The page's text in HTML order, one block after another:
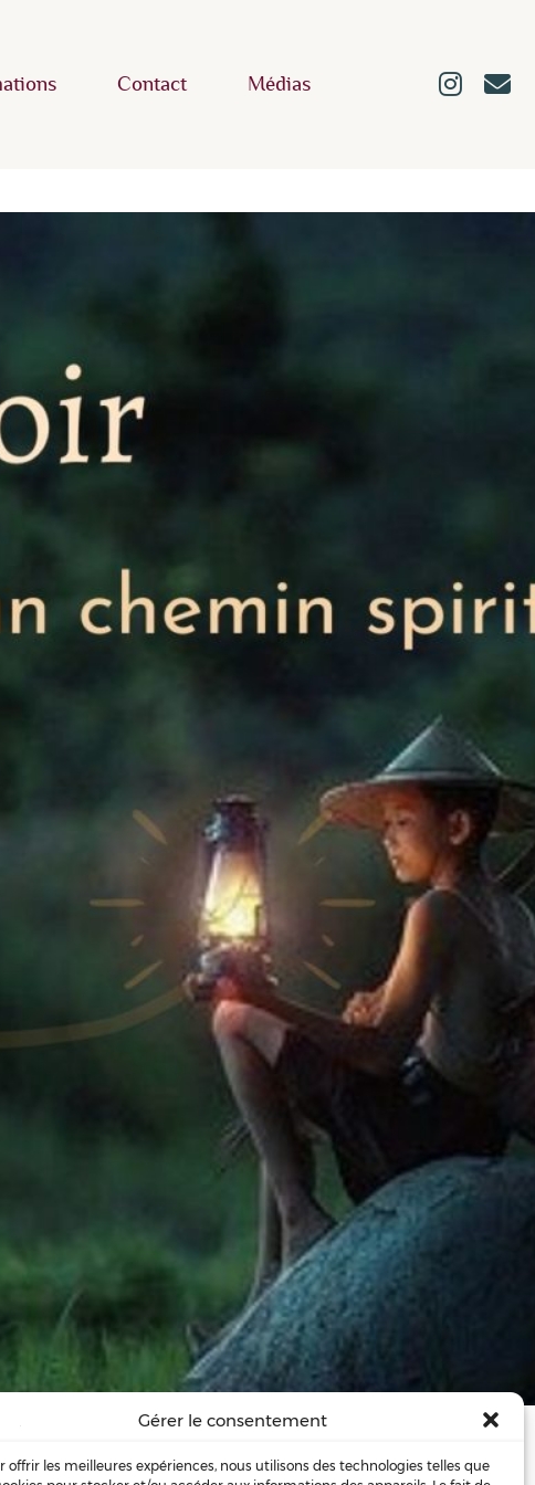
Gérer le consentement
offrir les meilleures expériences, nous utilisons des technologies telles que
Contact Médias
que l'on nomme de …